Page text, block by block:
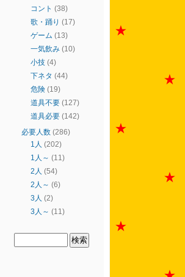
コント (38)
歌・踊り (17)
ゲーム (13)
一気飲み(10)
小技(4)
下ネタ (44)
危険(19)
道具不要(127)
道具必要(142)
必要人数(286)
1人 (202)
1人～ (11)
2人 (54)
2人～ (6)
3人 (2)
3人～ (11)